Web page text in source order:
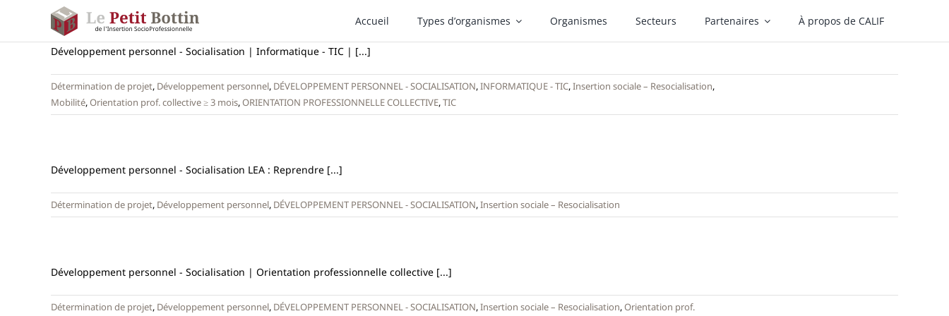
contenu
Accueil Types d’organismes Organismes Secteurs Partenaires À propos de CALIF
Développement personnel - Socialisation | Informatique - TIC | [...]
Détermination de projet, Développement personnel, DÉVELOPPEMENT PERSONNEL - SOCIALISATION,INFORMATIQUE - TIC,Insertion sociale – Resocialisation,
Mobilité,Orientation prof. collective ≥ 3 mois,ORIENTATION PROFESSIONNELLE COLLECTIVE,TIC
Développement personnel - Socialisation LEA : Reprendre [...]
Détermination de projet, Développement personnel, DÉVELOPPEMENT PERSONNEL - SOCIALISATION,Insertion sociale – Resocialisation
Développement personnel - Socialisation | Orientation professionnelle collective [...]
Détermination de projet, Développement personnel, DÉVELOPPEMENT PERSONNEL - SOCIALISATION,Insertion sociale – Resocialisation,Orientation prof.